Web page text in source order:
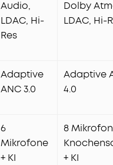
Audio,
LDAC, Hi-
Res
Dolby
LDAC, Hi-
Adaptive
ANC 3.0
Adaptive
4.0
6
Mikrofone
+ KI
8
+ KI